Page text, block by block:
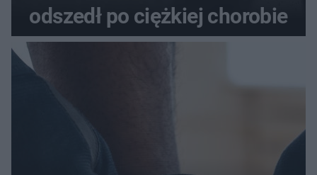
odszedł po ciężkiej chorobie